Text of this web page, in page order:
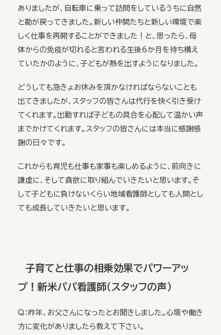
ありましたが、自転車に乗って訪問をしているうちに自然
と勘が戻ってきました。新しい仲間たちと新しい環境で楽
しく仕事を再開することができました！と、思ったら、母
体からの免疫が切れると言われる生後6か月を待ち構え
ていたかのように、子どもが熱を出すようになりました。
どうしても急きょお休みを頂かなければならないことも
出てきましたが、スタッフの皆さんは代行を快く引き受け
てくれます。出勤すれば子どもの具合を心配して温かい声
までかけてくれます。スタッフの皆さんには本当に感謝感
謝の日々です。
これからも育児も仕事も家事も楽しめるように、前向きに
謙虚に、そして貪欲に取り組んでいきたいと思います。そ
して子どもに負けないくらい地域看護師としても人間とし
ても成長していきたいと思います。
子育てと仕事の相乗効果でパワーアッ
プ！新米パパ看護師（スタッフの声）
Q：昨年、お父さんになったとお聞きしました。心境や働き
方に変化がありましたら教えて下さい。